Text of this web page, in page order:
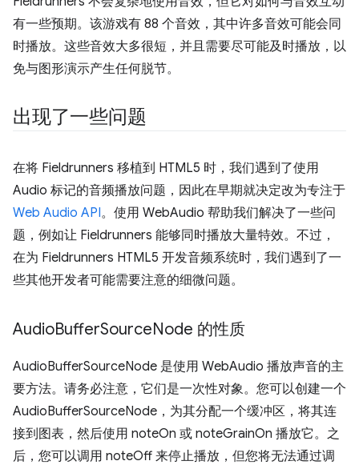
有一些预期。该游戏有 88 个音效，其中许多音效可能会同
时播放。这些音效大多很短，并且需要尽可能及时播放，以
免与图形演示产生任何脱节。
出现了一些问题
在将 Fieldrunners 移植到 HTML5 时，我们遇到了使用
Audio 标记的音频播放问题，因此在早期就决定改为专注于
Web Audio API。使用 WebAudio 帮助我们解决了一些问
题，例如让 Fieldrunners 能够同时播放大量特效。不过，
在为 Fieldrunners HTML5 开发音频系统时，我们遇到了一
些其他开发者可能需要注意的细微问题。
AudioBufferSourceNode 的性质
AudioBufferSourceNode 是使用 WebAudio 播放声音的主
要方法。请务必注意，它们是一次性对象。您可以创建一个
AudioBufferSourceNode，为其分配一个缓冲区，将其连
接到图表，然后使用 noteOn 或 noteGrainOn 播放它。之
后，您可以调用 noteOff 来停止播放，但您将无法通过调